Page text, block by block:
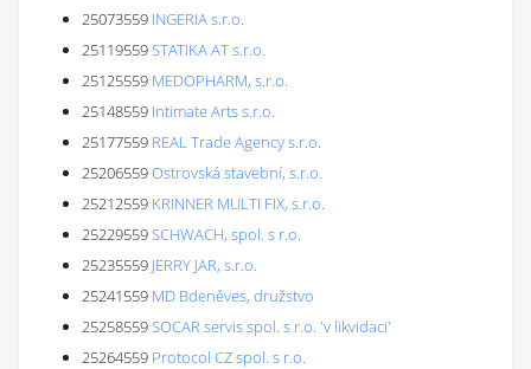
25073559 INGERIA s.r.o.
25119559STATIKA AT s.r.o.
25125559 MEDOPHARM, s.r.o.
25148559 Intimate Arts s.r.o.
25177559 REAL Trade Agency s.r.o.
25206559Ostrovská stavební, s.r.o.
25212559 KRINNER MULTI FIX, s.r.o.
25229559SCHWACH, spol. s r.o.
25235559 JERRY JAR, s.r.o.
25241559 MD Bdeněves, družstvo
25258559SOCAR servis spol. s r.o. 'v likvidaci'
25264559 Protocol CZ spol. s r.o.